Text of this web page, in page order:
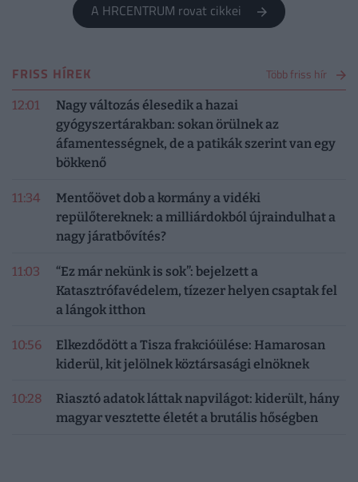
A HRCENTRUM rovat cikkei
FRISS HÍREK Több friss hír
12:01
Nagy változás élesedik a hazai
gyógyszertárakban: sokan örülnek az
áfamentességnek, de a patikák szerint van egy
bökkenő
11:34
Mentőövet dob a kormány a vidéki
repülőtereknek: a milliárdokból újraindulhat a
nagy járatbővítés?
11:03
“Ez már nekünk is sok”: bejelzett a
Katasztrófavédelem, tízezer helyen csaptak fel
a lángok itthon
10:56
Elkezdődött a Tisza frakcióülése: Hamarosan
kiderül, kit jelölnek köztársasági elnöknek
10:28
Riasztó adatok láttak napvilágot: kiderült, hány
magyar vesztette életét a brutális hőségben